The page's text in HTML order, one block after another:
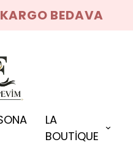
BEDAVA
LA
BOUTİQUE